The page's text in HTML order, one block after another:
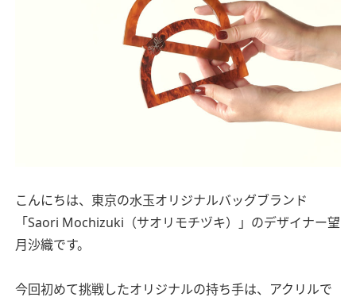
こんにちは、東京の水玉オリジナルバッグブランド
「Saori Mochizuki（サオリモチヅキ）」のデザイナー望
月沙織です。
今回初めて挑戦したオリジナルの持ち手は、アクリルで